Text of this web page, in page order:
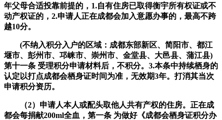
年父母合适投靠前提的，1.自有住房已取得衡宇所有权证或不
动产权证的，2.申请人正在成都会加入意愿办事的，最高不跨
越10分。
(不纳入积分入户的区域：成都东部新区、简阳市、都江
堰市、彭州市、邛崃市、崇州市、金堂县、大邑县、蒲江县)
第十一条 受理积分申请材料后，不积分。3.本条中持续栖身的
认定以打点成都会栖身证时间为准，无效期3年。打消其当次
申请积分资历。
（2）申请人本人或配头取他人共有产权的住房。正在成
都会每捐献200ml全血，第一条 为做好《成都会栖身证积分办